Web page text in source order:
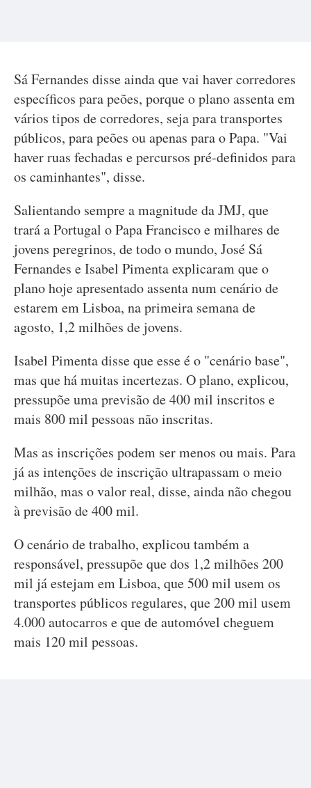
Sá Fernandes disse ainda que vai haver corredores
específicos para peões, porque o plano assenta em
vários tipos de corredores, seja para transportes
públicos, para peões ou apenas para o Papa. "Vai
haver ruas fechadas e percursos pré-definidos para
os caminhantes", disse.
Salientando sempre a magnitude da JMJ, que
trará a Portugal o Papa Francisco e milhares de
jovens peregrinos, de todo o mundo, José Sá
Fernandes e Isabel Pimenta explicaram que o
plano hoje apresentado assenta num cenário de
estarem em Lisboa, na primeira semana de
agosto, 1,2 milhões de jovens.
Isabel Pimenta disse que esse é o "cenário base",
mas que há muitas incertezas. O plano, explicou,
pressupõe uma previsão de 400 mil inscritos e
mais 800 mil pessoas não inscritas.
Mas as inscrições podem ser menos ou mais. Para
já as intenções de inscrição ultrapassam o meio
milhão, mas o valor real, disse, ainda não chegou
à previsão de 400 mil.
O cenário de trabalho, explicou também a
responsável, pressupõe que dos 1,2 milhões 200
mil já estejam em Lisboa, que 500 mil usem os
transportes públicos regulares, que 200 mil usem
4.000 autocarros e que de automóvel cheguem
mais 120 mil pessoas.